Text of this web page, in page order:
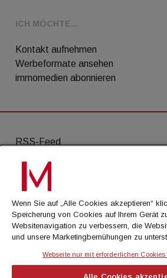
ICH MÖCHTE...
Kontakt aufnehmen
Werbeformate ansehen
immomedien abonnieren
RSS-Feed
AGB
Datenschutz
Kontakt
Impressum
Wenn Sie auf „Alle Cookies akzeptieren“
Speicherung von Cookies auf Ihrem Gerät
Websitenavigation zu verbessern, die
und unsere Marketingbemühungen zu
Webseite nur mit erforderlichen